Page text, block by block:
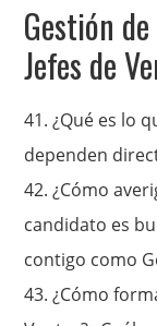
Gestión
Jefes de
41. ¿Qué es lo
dependen
42.¿Cómo
candidato es
contigo como
43.¿Cómo